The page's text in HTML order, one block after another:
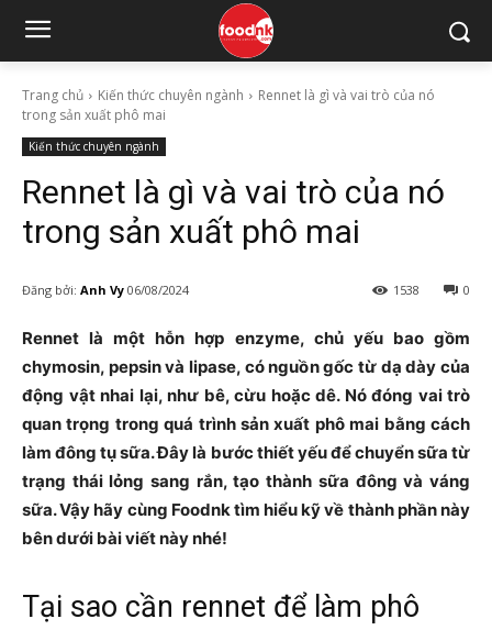
Trang chủ Kiến thức chuyên ngành
Rennet là gì và vai trò của nó
trong sản xuất phô mai
Kiến thức chuyên ngành
Rennet là gì và vai trò của nó
trong sản xuất phô mai
Đăng bởi: Anh Vy 06/08/2024 0
1538
Rennet là một hỗn hợp enzyme, chủ yếu bao gồm
chymosin, pepsin và lipase, có nguồn gốc từ dạ dày của
động vật nhai lại, như bê, cừu hoặc dê. Nó đóng vai trò
quan trọng trong quá trình sản xuất phô mai bằng cách
làm đông tụ sữa. Đây là bước thiết yếu để chuyển sữa từ
trạng thái lỏng sang rắn, tạo thành sữa đông và váng
sữa. Vậy hãy cùng Foodnk tìm hiểu kỹ về thành phần này
bên dưới bài viết này nhé!
Tại sao cần rennet để làm phô